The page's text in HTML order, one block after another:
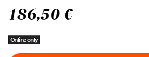
186,50 €
Online only